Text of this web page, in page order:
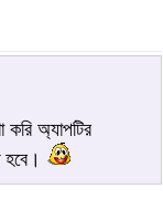
অ্যাপটির
হবে।